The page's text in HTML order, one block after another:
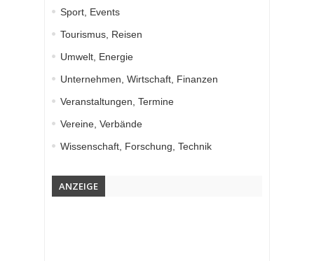
Sport, Events
Tourismus, Reisen
Umwelt, Energie
Unternehmen, Wirtschaft, Finanzen
Veranstaltungen, Termine
Vereine, Verbände
Wissenschaft, Forschung, Technik
ANZEIGE